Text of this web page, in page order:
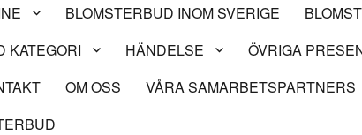
BLOMSTERBUD INOM SVERIGE
KATEGORI HÄNDELSE ÖVRIGA
OM OSS VÅRA SAMARBETSPARTNERS